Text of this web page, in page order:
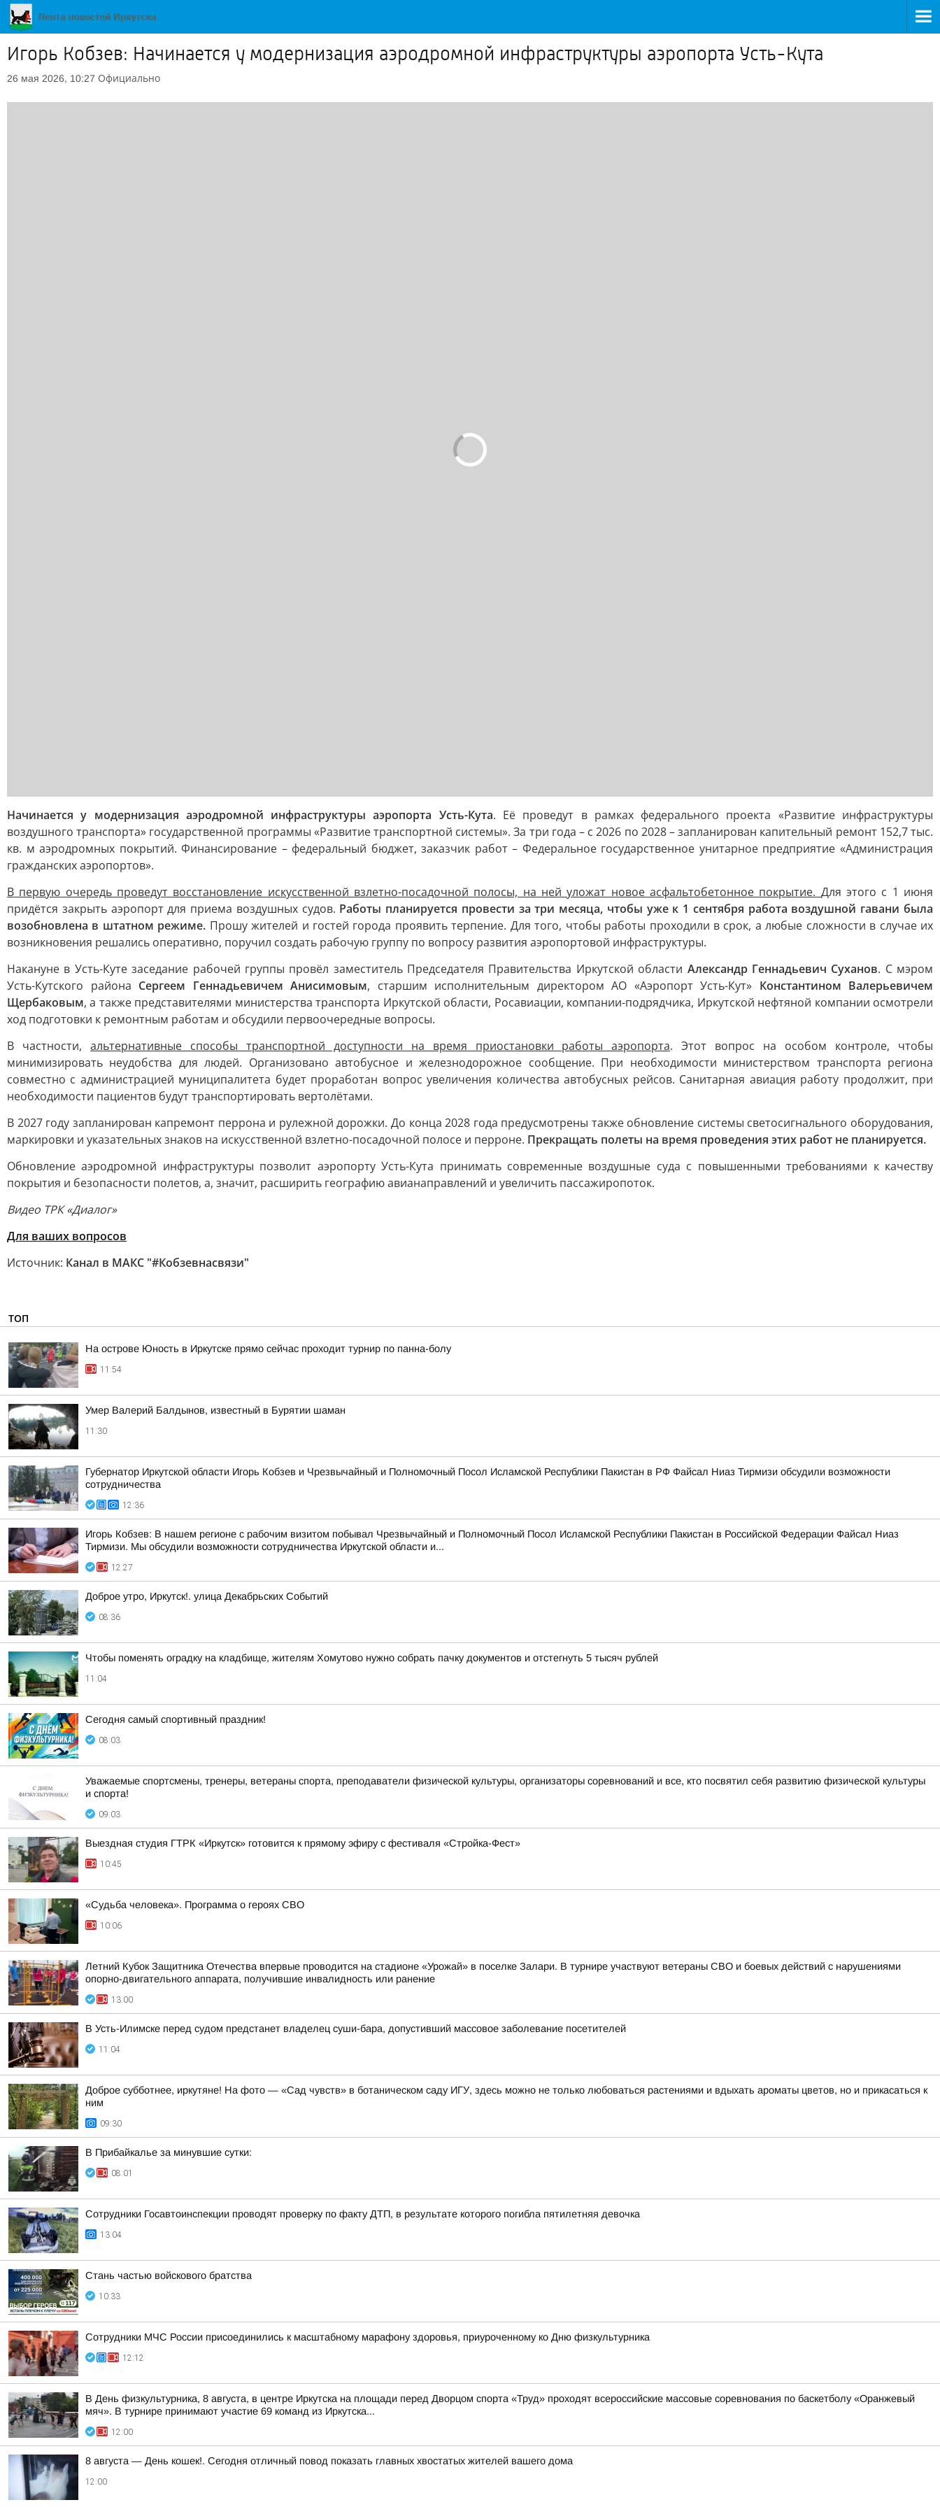
Игорь Кобзев: Начинается у модернизация аэродромной инфраструктуры аэропорта Усть-Кута
26 мая 2026, 10:27 Официально
Начинается у модернизация аэродромной инфраструктуры аэропорта Усть-Кута. Её проведут в рамках федерального проекта «Развитие инфраструктуры
воздушного транспорта» государственной программы «Развитие транспортной системы». За три года – с 2026 по 2028 – запланирован капительный ремонт 152,7 тыс.
кв. м аэродромных покрытий. Финансирование – федеральный бюджет, заказчик работ – Федеральное государственное унитарное предприятие «Администрация
гражданских аэропортов».
В первую очередь проведут восстановление искусственной взлетно-посадочной полосы, на ней уложат новое асфальтобетонное покрытие. Для этого с 1 июня
придётся закрыть аэропорт для приема воздушных судов. Работы планируется провести за три месяца, чтобы уже к 1 сентября работа воздушной гавани была
возобновлена в штатном режиме. Прошу жителей и гостей города проявить терпение. Для того, чтобы работы проходили в срок, а любые сложности в случае их
возникновения решались оперативно, поручил создать рабочую группу по вопросу развития аэропортовой инфраструктуры.
Накануне в Усть-Куте заседание рабочей группы провёл заместитель Председателя Правительства Иркутской области Александр Геннадьевич Суханов. С мэром
Усть-Кутского района Сергеем Геннадьевичем Анисимовым, старшим исполнительным директором АО «Аэропорт Усть-Кут» Константином Валерьевичем
Щербаковым, а также представителями министерства транспорта Иркутской области, Росавиации, компании-подрядчика, Иркутской нефтяной компании осмотрели
ход подготовки к ремонтным работам и обсудили первоочередные вопросы.
В частности, альтернативные способы транспортной доступности на время приостановки работы аэропорта. Этот вопрос на особом контроле, чтобы
минимизировать неудобства для людей. Организовано автобусное и железнодорожное сообщение. При необходимости министерством транспорта региона
совместно с администрацией муниципалитета будет проработан вопрос увеличения количества автобусных рейсов. Санитарная авиация работу продолжит, при
необходимости пациентов будут транспортировать вертолётами.
В 2027 году запланирован капремонт перрона и рулежной дорожки. До конца 2028 года предусмотрены также обновление системы светосигнального оборудования,
маркировки и указательных знаков на искусственной взлетно-посадочной полосе и перроне. Прекращать полеты на время проведения этих работ не планируется.
Обновление аэродромной инфраструктуры позволит аэропорту Усть-Кута принимать современные воздушные суда с повышенными требованиями к качеству
покрытия и безопасности полетов, а, значит, расширить географию авианаправлений и увеличить пассажиропоток.
Видео ТРК «Диалог»
Для ваших вопросов
Источник: Канал в МАКС "#Кобзевнасвязи"
ТОП
На острове Юность в Иркутске прямо сейчас проходит турнир по панна-болу
11:54
Умер Валерий Балдынов, известный в Бурятии шаман
11:30
Губернатор Иркутской области Игорь Кобзев и Чрезвычайный и Полномочный Посол Исламской Республики Пакистан в РФ Файсал Ниаз Тирмизи обсудили возможности
сотрудничества
12:36
Игорь Кобзев: В нашем регионе с рабочим визитом побывал Чрезвычайный и Полномочный Посол Исламской Республики Пакистан в Российской Федерации Файсал Ниаз
Тирмизи. Мы обсудили возможности сотрудничества Иркутской области и...
12:27
Доброе утро, Иркутск!. улица Декабрьских Событий
08:36
Чтобы поменять оградку на кладбище, жителям Хомутово нужно собрать пачку документов и отстегнуть 5 тысяч рублей
11:04
Сегодня самый спортивный праздник!
08:03
Уважаемые спортсмены, тренеры, ветераны спорта, преподаватели физической культуры, организаторы соревнований и все, кто посвятил себя развитию физической культуры
и спорта!
09:03
Выездная студия ГТРК «Иркутск» готовится к прямому эфиру с фестиваля «Стройка-Фест»
10:45
«Судьба человека». Программа о героях СВО
10:06
Летний Кубок Защитника Отечества впервые проводится на стадионе «Урожай» в поселке Залари. В турнире участвуют ветераны СВО и боевых действий с нарушениями
опорно-двигательного аппарата, получившие инвалидность или ранение
13:00
В Усть-Илимске перед судом предстанет владелец суши-бара, допустивший массовое заболевание посетителей
11:04
Доброе субботнее, иркутяне! На фото — «Сад чувств» в ботаническом саду ИГУ, здесь можно не только любоваться растениями и вдыхать ароматы цветов, но и прикасаться к
ним
09:30
В Прибайкалье за минувшие сутки:
08:01
Сотрудники Госавтоинспекции проводят проверку по факту ДТП, в результате которого погибла пятилетняя девочка
13:04
Стань частью войскового братства
10:33
Сотрудники МЧС России присоединились к масштабному марафону здоровья, приуроченному ко Дню физкультурника
12:12
В День физкультурника, 8 августа, в центре Иркутска на площади перед Дворцом спорта «Труд» проходят всероссийские массовые соревнования по баскетболу «Оранжевый
мяч». В турнире принимают участие 69 команд из Иркутска...
12:00
8 августа — День кошек!. Сегодня отличный повод показать главных хвостатых жителей вашего дома
12:00